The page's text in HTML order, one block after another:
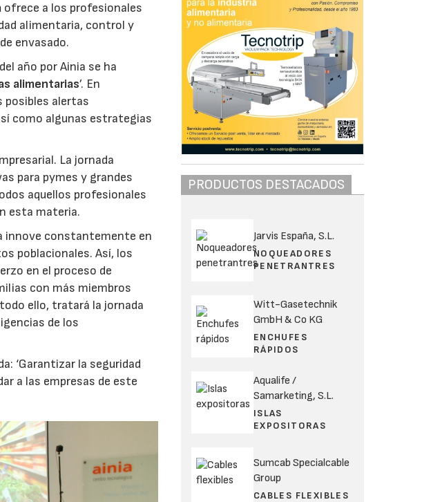
ofrece a los profesionales
alimentaria, control y
envasado.
año por Ainia se ha
alimentarias’. En
posibles alertas
como algunas estrategias
La jornada
para pymes y grandes
aquellos profesionales
esta materia.
innove constantemente en
poblacionales. Así, los
en el proceso de
con más miembros
ello, tratará la jornada
de los
‘Garantizar la seguridad
a las empresas de este
PRODUCTOS DESTACADOS
Jarvis España, S.L.
NOQUEADORES
PENETRANTRES
Witt-Gasetechnik
GmbH & Co KG
ENCHUFES
RÁPIDOS
Aqualife /
Samarketing, S.L.
ISLAS
EXPOSITORAS
Sumcab Specialcable
Group
CABLES FLEXIBLES